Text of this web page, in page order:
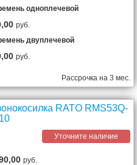
одноплечевой
руб.
двуплечевой
руб.
Рассрочка на 3 мес.
RATO RMS53Q-
Уточните наличие
руб.